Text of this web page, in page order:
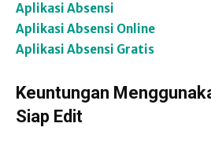
Aplikasi Absensi
Aplikasi Absensi Online
Aplikasi Absensi Gratis
Keuntungan
Siap Edit